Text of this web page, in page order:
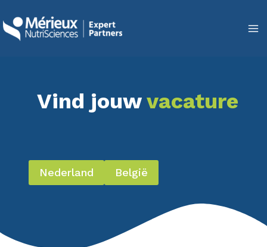
naar
inhoud
Vind jouwvacature
Nederland België